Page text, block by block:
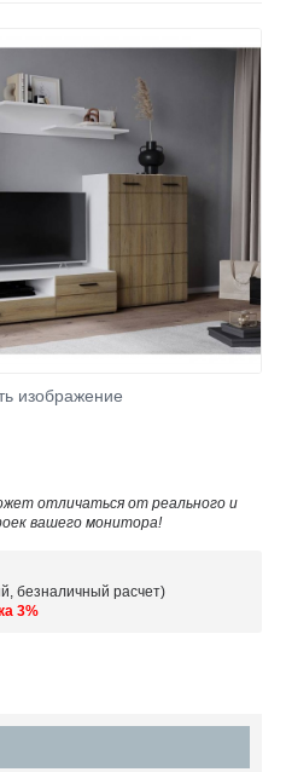
изображение
отличаться от реального и
вашего монитора!
безналичный расчет)
3%